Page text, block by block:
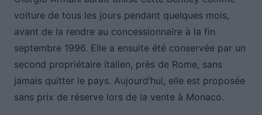
voiture de tous les jours pendant quelques mois,
avant de la rendre au concessionnaire à la fin
septembre 1996. Elle a ensuite été conservée par un
second propriétaire italien, près de Rome, sans
jamais quitter le pays. Aujourd’hui, elle est proposée
sans prix de réserve lors de la vente à Monaco.